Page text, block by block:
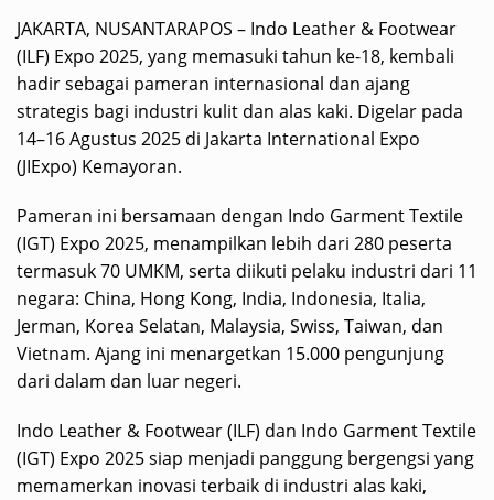
JAKARTA, NUSANTARAPOS – Indo Leather & Footwear
(ILF) Expo 2025, yang memasuki tahun ke-18, kembali
hadir sebagai pameran internasional dan ajang
strategis bagi industri kulit dan alas kaki. Digelar pada
14–16 Agustus 2025 di Jakarta International Expo
(JIExpo) Kemayoran.
Pameran ini bersamaan dengan Indo Garment Textile
(IGT) Expo 2025, menampilkan lebih dari 280 peserta
termasuk 70 UMKM, serta diikuti pelaku industri dari 11
negara: China, Hong Kong, India, Indonesia, Italia,
Jerman, Korea Selatan, Malaysia, Swiss, Taiwan, dan
Vietnam. Ajang ini menargetkan 15.000 pengunjung
dari dalam dan luar negeri.
Indo Leather & Footwear (ILF) dan Indo Garment Textile
(IGT) Expo 2025 siap menjadi panggung bergengsi yang
memamerkan inovasi terbaik di industri alas kaki,